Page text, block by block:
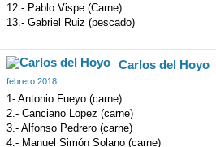
12.- Pablo Vispe (Carne)
13.- Gabriel Ruiz (pescado)
Carlos del Hoyo
febrero 2018
1- Antonio Fueyo (carne)
2.- Canciano Lopez (carne)
3.- Alfonso Pedrero (carne)
4.- Manuel Simón Solano (carne)